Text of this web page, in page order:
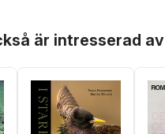
är intresserad av